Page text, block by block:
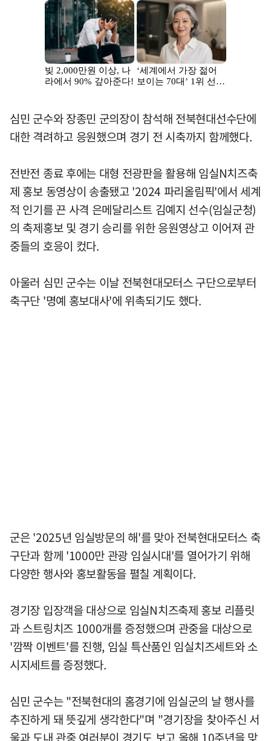
심민 군수와 장종민 군의장이 참석해 전북현대선수단에
대한 격려하고 응원했으며 경기 전 시축까지 함께했다.
전반전 종료 후에는 대형 전광판을 활용해 임실N치즈축
제 홍보 동영상이 송출됐고 '2024 파리올림픽'에서 세계
적 인기를 끈 사격 은메달리스트 김예지 선수(임실군청)
의 축제홍보 및 경기 승리를 위한 응원영상고 이어져 관
중들의 호응이 컸다.
아울러 심민 군수는 이날 전북현대모터스 구단으로부터
축구단 '명예 홍보대사'에 위촉되기도 했다.
군은 '2025년 임실방문의 해'를 맞아 전북현대모터스 축
구단과 함께 '1000만 관광 임실시대'를 열어가기 위해
다양한 행사와 홍보활동을 펼칠 계획이다.
경기장 입장객을 대상으로 임실N치즈축제 홍보 리플릿
과 스트링치즈 1000개를 증정했으며 관중을 대상으로
'깜짝 이벤트'를 진행, 임실 특산품인 임실치즈세트와 소
시지세트를 증정했다.
심민 군수는 "전북현대의 홈경기에 임실군의 날 행사를
추진하게 돼 뜻깊게 생각한다"며 "경기장을 찾아주신 서
울과 도내 관중 여러분이 경기도 보고 올해 10주년을 맞